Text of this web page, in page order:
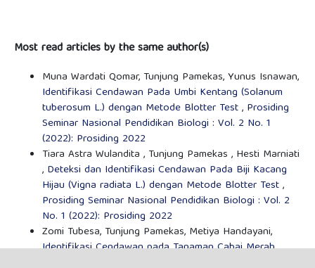
Most read articles by the same author(s)
Muna Wardati Qomar, Tunjung Pamekas, Yunus Isnawan,
Identifikasi Cendawan Pada Umbi Kentang (Solanum
tuberosum L.) dengan Metode Blotter Test, Prosiding
Seminar Nasional Pendidikan Biologi : Vol. 2 No. 1
(2022): Prosiding 2022
Tiara Astra Wulandita , Tunjung Pamekas , Hesti Marniati
, Deteksi dan Identifikasi Cendawan Pada Biji Kacang
Hijau (Vigna radiata L.) dengan Metode Blotter Test,
Prosiding Seminar Nasional Pendidikan Biologi : Vol. 2
No. 1 (2022): Prosiding 2022
Zomi Tubesa, Tunjung Pamekas, Metiya Handayani,
Identifikasi Cendawan pada Tanaman Cabai Merah